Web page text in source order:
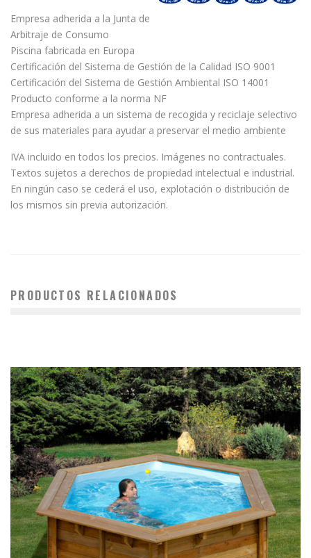
Empresa adherida a la Junta de
Arbitraje de Consumo
Piscina fabricada en Europa
Certificación del Sistema de Gestión de la Calidad ISO 9001
Certificación del Sistema de Gestión Ambiental ISO 14001
Producto conforme a la norma NF
Empresa adherida a un sistema de recogida y reciclaje selectivo
de sus materiales para ayudar a preservar el medio ambiente
IVA incluido en todos los precios. Imágenes no contractuales.
Textos sujetos a derechos de propiedad intelectual e industrial.
En ningún caso se cederá el uso, explotación o distribución de
los mismos sin previa autorización.
PRODUCTOS RELACIONADOS